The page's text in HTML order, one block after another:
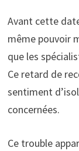
Avant cette
même pouvoir
que les
Ce retard de
sentiment
concernées.
Ce trouble